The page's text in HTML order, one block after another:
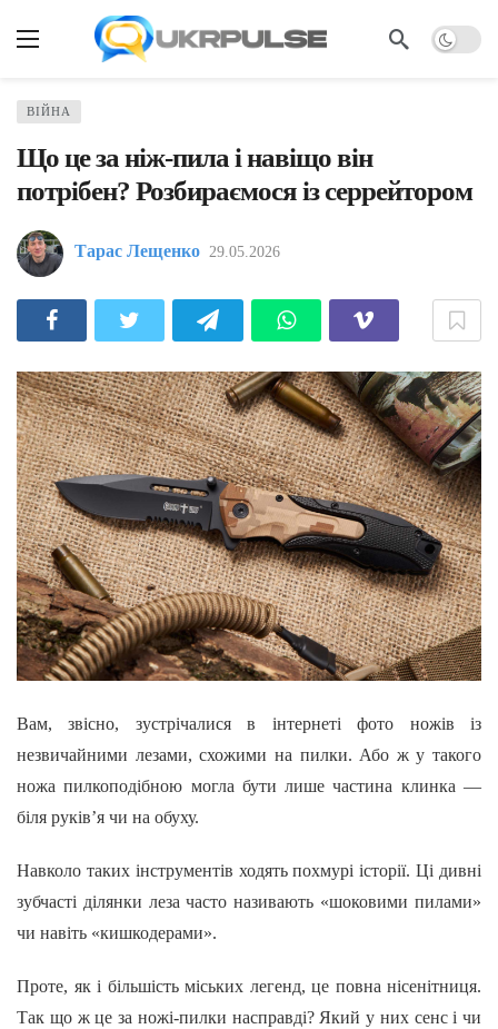
ВІЙНА
Що це за ніж-пила і навіщо він
потрібен? Розбираємося із серрейтором
Тарас Лещенко 29.05.2026
Вам, звісно, зустрічалися в інтернеті фото ножів із
незвичайними лезами, схожими на пилки. Або ж у такого
ножа пилкоподібною могла бути лише частина клинка —
біля руків’я чи на обуху.
Навколо таких інструментів ходять похмурі історії. Ці дивні
зубчасті ділянки леза часто називають «шоковими пилами»
чи навіть «кишкодерами».
Проте, як і більшість міських легенд, це повна нісенітниця.
Так що ж це за ножі-пилки насправді? Який у них сенс і чи